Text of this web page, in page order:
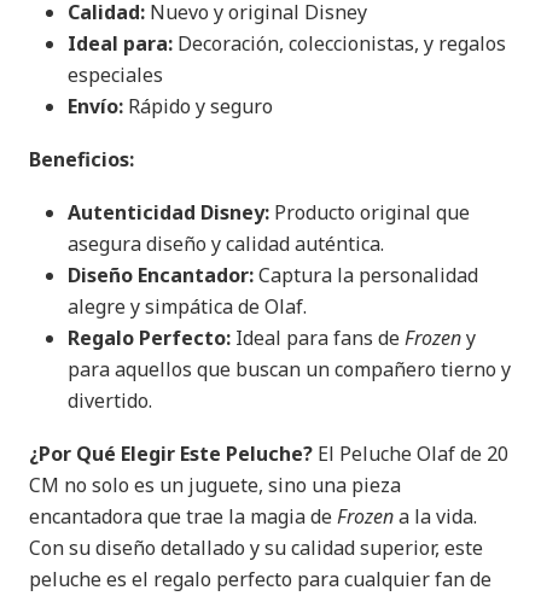
Calidad: Nuevo y original Disney
Ideal para: Decoración, coleccionistas, y regalos
especiales
Envío: Rápido y seguro
Beneficios:
Autenticidad Disney: Producto original que
asegura diseño y calidad auténtica.
Diseño Encantador:Captura la personalidad
alegre y simpática de Olaf.
Regalo Perfecto: Ideal para fans deFrozeny
para aquellos que buscan un compañero tierno y
divertido.
¿Por Qué Elegir Este Peluche? El Peluche Olaf de 20
CM no solo es un juguete, sino una pieza
encantadora que trae la magia deFrozena la vida.
Con su diseño detallado y su calidad superior, este
peluche es el regalo perfecto para cualquier fan de